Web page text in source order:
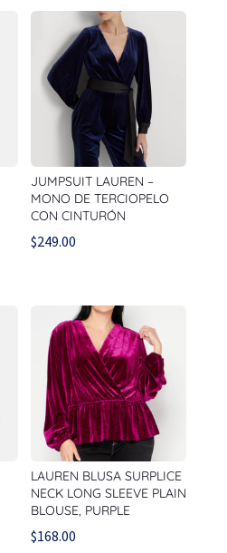
JUMPSUIT LAUREN –
MONO DE TERCIOPELO
CON CINTURÓN
$249.00
LAUREN BLUSA SURPLICE
NECK LONG SLEEVE PLAIN
BLOUSE, PURPLE
$168.00